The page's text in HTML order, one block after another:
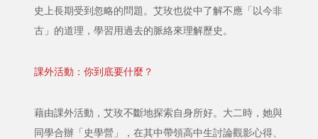
史上長期受到忽略的問題。艾玫也從中了解不應「以今非
古」的道理，學習用過去的脈絡來理解歷史。
課外活動：你到底要什麼？
藉由課外活動，艾玫不斷地探索自身所好。大二時，她與
同學合辦「史學營」，在其中帶領高中生討論觀影心得、